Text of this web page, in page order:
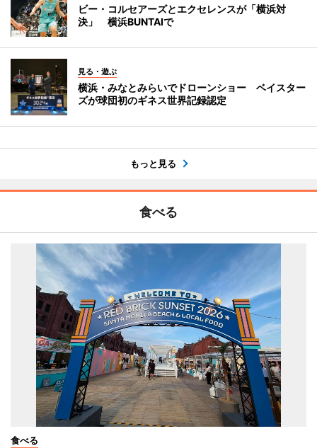
ビー・コルセアーズとエクセレンスが「横浜対
決」 横浜BUNTAIで
見る・遊ぶ
横浜・みなとみらいでドローンショー ベイスター
ズが球団初のギネス世界記録認定
もっと見る
食べる
食べる